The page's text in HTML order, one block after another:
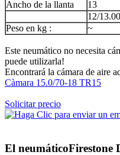
Ancho de la llanta
13
12/13.00
Peso en kg :
~
Este neumático no necesita
puede utilizarla!
Encontrará la cámara de aire
Càmara 15.0/70-18 TR15
Solicitar precio
El neumáticoFirestone